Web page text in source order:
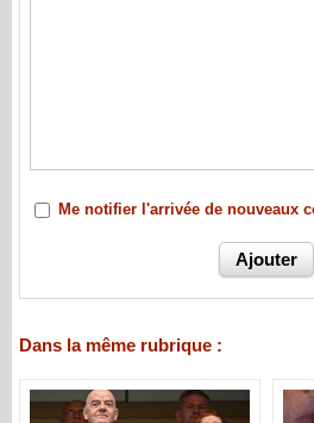
Me notifier l'arrivée de nouveaux
Dans la même rubrique :